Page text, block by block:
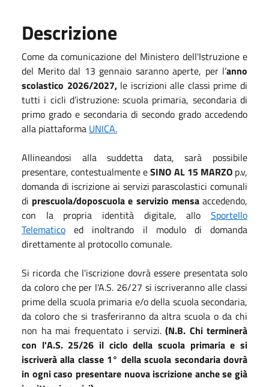
Descrizione
Come da comunicazione del Ministero dell'Istruzione e
del Merito dal 13 gennaio saranno aperte, per l’anno
scolastico 2026/2027, le iscrizioni alle classi prime di
tutti i cicli d’istruzione: scuola primaria, secondaria di
primo grado e secondaria di secondo grado accedendo
alla piattaforma UNICA.
Allineandosi alla suddetta data, sarà possibile
presentare, contestualmente eSINO AL 15 MARZOp.v,
domanda di iscrizione ai servizi parascolastici comunali
di prescuola/doposcuola e servizio mensaaccedendo,
con la propria identità digitale,
alloSportello
Telematico ed inoltrando il modulo di domanda
direttamente al protocollo comunale.
Si ricorda che l'iscrizione dovrà essere presentata solo
da coloro che per l'A.S. 26/27 si iscriveranno alle classi
prime della scuola primaria e/o della scuola secondaria,
da coloro che si trasferiranno da altra scuola o da chi
non ha mai frequentato i servizi. (N.B. Chi terminerà
con l'A.S. 25/26 il ciclo della scuola primaria e si
iscriverà alla classe 1° della scuola secondaria dovrà
in ogni caso presentare nuova iscrizione anche se già